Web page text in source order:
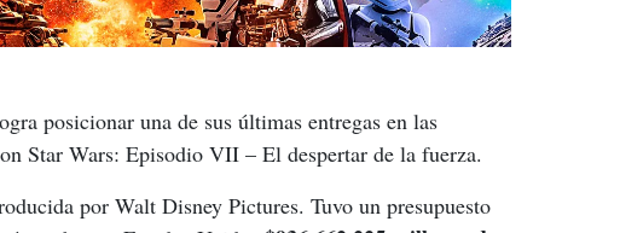
posicionar una de sus últimas entregas en las
Star Wars: Episodio VII – El despertar de la fuerza.
por Walt Disney Pictures. Tuvo un presupuesto